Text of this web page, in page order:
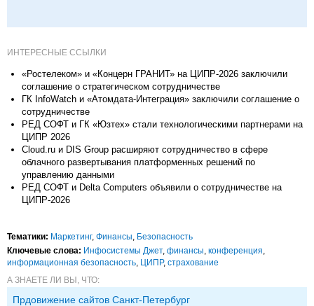
ИНТЕРЕСНЫЕ ССЫЛКИ
«Ростелеком» и «Концерн ГРАНИТ» на ЦИПР-2026 заключили
соглашение о стратегическом сотрудничестве
ГК InfoWatch и «Атомдата-Интеграция» заключили соглашение о
сотрудничестве
РЕД СОФТ и ГК «Юзтех» стали технологическими партнерами на
ЦИПР 2026
Cloud.ru и DIS Group расширяют сотрудничество в сфере
облачного развертывания платформенных решений по
управлению данными
РЕД СОФТ и Delta Computers объявили о сотрудничестве на
ЦИПР-2026
Тематики: Маркетинг, Финансы, Безопасность
Ключевые слова: Инфосистемы Джет, финансы, конференция,
информационная безопасность, ЦИПР, страхование
А ЗНАЕТЕ ЛИ ВЫ, ЧТО:
Прдовижение сайтов Санкт-Петербург